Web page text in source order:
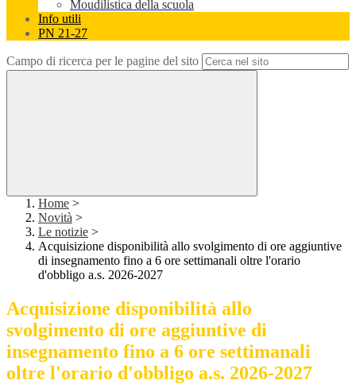
Moudilistica della scuola
Info utili
PN 21-27
Campo di ricerca per le pagine del sito
Home >
Novità >
Le notizie >
Acquisizione disponibilità allo svolgimento di ore aggiuntive
di insegnamento fino a 6 ore settimanali oltre l'orario
d'obbligo a.s. 2026-2027
Acquisizione disponibilità allo
svolgimento di ore aggiuntive di
insegnamento fino a 6 ore settimanali
oltre l'orario d'obbligo a.s. 2026-2027